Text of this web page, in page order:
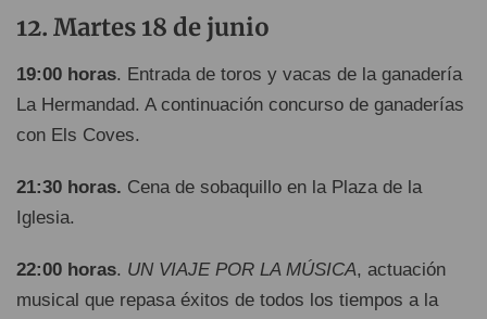
Martes 18 de junio
19:00 horas. Entrada de toros y vacas de la ganadería
La Hermandad. A continuación concurso de ganaderías
con Els Coves.
21:30 horas. Cena de sobaquillo en la Plaza de la
Iglesia.
22:00 horas. UN VIAJE POR LA MÚSICA, actuación
musical que repasa éxitos de todos los tiempos a la